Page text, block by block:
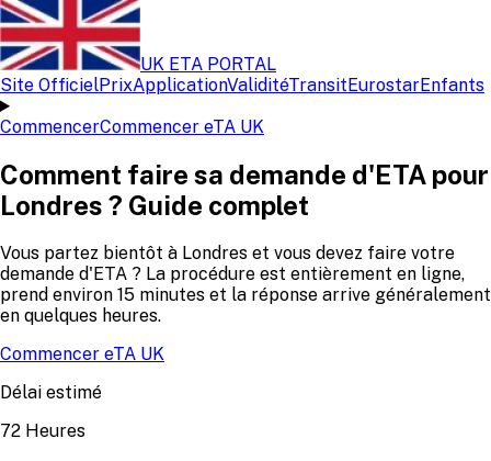
UK ETA PORTAL
Site OfficielPrixApplicationValiditéTransitEurostarEnfants
CommencerCommencer eTA UK
Comment faire sa demande d'ETA pour
Londres ? Guide complet
Vous partez bientôt à Londres et vous devez faire votre
demande d'ETA ? La procédure est entièrement en ligne,
prend environ 15 minutes et la réponse arrive généralement
en quelques heures.
Commencer eTA UK
Délai estimé
72 Heures